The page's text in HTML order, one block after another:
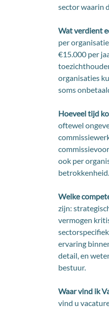
sector waarin
Wat verdient
per
€15.000 per
organisaties
soms
Hoeveel tijd
oftewel
ook per
Welke
zijn:
vermogen
ervaring
detail, en
bestuur.
Waar vind ik
vind u